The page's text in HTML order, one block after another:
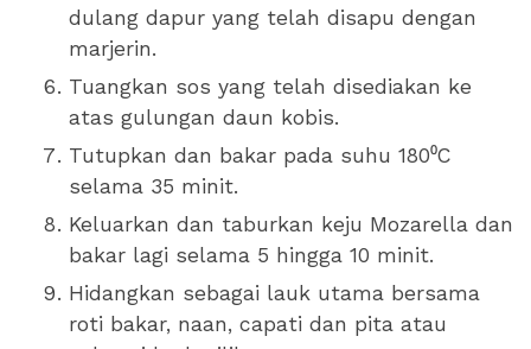
dulang dapur yang telah disapu dengan
marjerin.
Tuangkan sos yang telah disediakan ke
atas gulungan daun kobis.
Tutupkan dan bakar pada suhu 180⁰C
selama 35 minit.
Keluarkan dan taburkan keju Mozarella dan
bakar lagi selama 5 hingga 10 minit.
Hidangkan sebagai lauk utama bersama
roti bakar, naan, capati dan pita atau